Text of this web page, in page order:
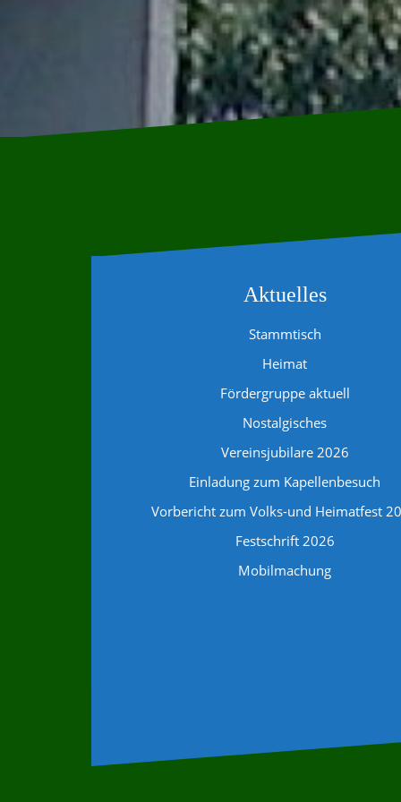
Aktuelles
Stammtisch
Heimat
Fördergruppe aktuell
Nostalgisches
Vereinsjubilare 2026
Einladung zum Kapellenbesuch
Vorbericht zum Volks-und Heimatfest
Festschrift 2026
Mobilmachung